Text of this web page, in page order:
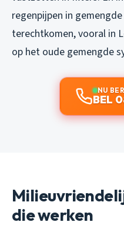
regenpijpen in
terechtkomen, vooral in
op het oude gemengde
NU
BEL
die werken